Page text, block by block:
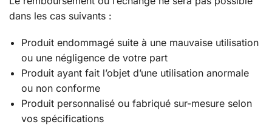
dans les cas suivants :
Produit endommagé suite à une mauvaise utilisation
ou une négligence de votre part
Produit ayant fait l’objet d’une utilisation anormale
ou non conforme
Produit personnalisé ou fabriqué sur-mesure selon
vos spécifications